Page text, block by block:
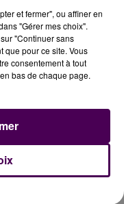
V and B Fest' 2026 !
The Voice & The Voice
Papéa Parc !
et fermer", ou affiner en
"Gérer mes choix".
"Continuer sans
que pour ce site. Vous
consentement à tout
bas de chaque page.